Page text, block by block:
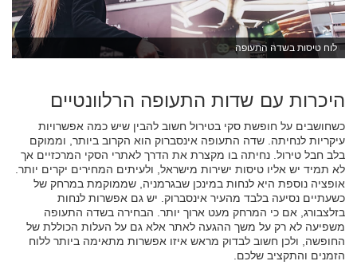
לוח טיסות בשדה התעופה
היכרות עם שדות התעופה הרלוונטיים
כשחושבים על חופשת סקי בטירול חשוב להבין שיש כמה אפשרויות
עיקריות לנחיתה. שדה התעופה אינסברוק הוא הקרוב ביותר, וממוקם
בלב חבל טירול. נחיתה בו מקצרת את הדרך לאתרי הסקי המרכזיים אך
לא תמיד יש אליו טיסות ישירות מישראל, ולעיתים המחירים יקרים יותר.
אופציה נוספת היא לנחות במינכן שבגרמניה, שממוקמת במרחק של
כשעתיים נסיעה בלבד מהעיר אינסברוק. יש גם אפשרות לנחות
בזלצבורג, אם כי המרחק מעט ארוך יותר. הבחירה בשדה התעופה
משפיעה לא רק על משך ההגעה לאתר אלא גם על העלות הכוללת של
החופשה, ולכן חשוב לבדוק מראש איזו אפשרות מתאימה ביותר ללוח
הזמנים והתקציב שלכם.